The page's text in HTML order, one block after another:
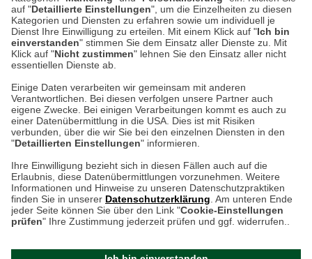
auf "Detaillierte Einstellungen", um die Einzelheiten zu diesen
Kategorien und Diensten zu erfahren sowie um individuell je
Dienst Ihre Einwilligung zu erteilen. Mit einem Klick auf "Ich bin
einverstanden" stimmen Sie dem Einsatz aller Dienste zu. Mit
Klick auf "Nicht zustimmen" lehnen Sie den Einsatz aller nicht
essentiellen Dienste ab.
Einige Daten verarbeiten wir gemeinsam mit anderen
Verantwortlichen. Bei diesen verfolgen unsere Partner auch
eigene Zwecke. Bei einigen Verarbeitungen kommt es auch zu
einer Datenübermittlung in die USA. Dies ist mit Risiken
verbunden, über die wir Sie bei den einzelnen Diensten in den
"Detaillierten Einstellungen" informieren.
Ihre Einwilligung bezieht sich in diesen Fällen auch auf die
Erlaubnis, diese Datenübermittlungen vorzunehmen. Weitere
Informationen und Hinweise zu unseren Datenschutzpraktiken
finden Sie in unserer Datenschutzerklärung . Am unteren Ende
jeder Seite können Sie über den Link "Cookie-Einstellungen
prüfen" Ihre Zustimmung jederzeit prüfen und ggf. widerrufen..
weitere Information
Hier finden Sie uns im Netz
Kontakt
Umwelt und Entsorgung
Zur Echtheit von Bewertungen
Hinweisgeber-Schutzgesetz
Barrierefreiheit unserer Website
am 10.08.2026 um 09:47
Cookie-Einstellungen in Ihrem Browser
ACHTUNG!
Ihr Browser speichert aktuell keine Cookies!
Leider können Sie in diesem Fall unseren Online-Shop